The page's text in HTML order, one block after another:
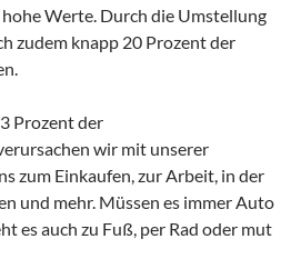
Werte. Durch die Umstellung
zudem knapp 20 Prozent der
Prozent der
wir mit unserer
zum Einkaufen, zur Arbeit, in der
und mehr. Müssen es immer Auto
es auch zu Fuß, per Rad oder mut